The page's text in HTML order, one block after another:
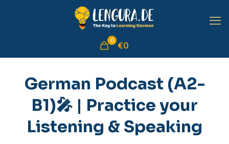
0 €0
German Podcast (A2-
B1)🎤 | Practice your
Listening & Speaking